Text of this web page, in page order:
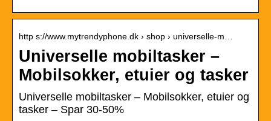
http s://www.mytrendyphone.dk › shop › universelle-m…
Universelle mobiltasker –
Mobilsokker, etuier og tasker
Universelle mobiltasker – Mobilsokker, etuier og
tasker – Spar 30-50%